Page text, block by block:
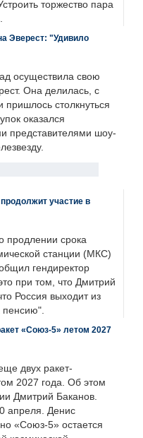
торжество пара
Эверест: "Удивило
осуществила свою
Она делилась, с
пришлось столкнуться
оказался
представителями шоу-
участие в
продлении срока
станции (МКС)
гендиректор
при том, что Дмитрий
Россия выходит из
пенсию".
«Союз-5» летом 2027
двух ракет-
2027 года. Об этом
Дмитрий Баканов.
апреля. Денис
«Союз-5» остается